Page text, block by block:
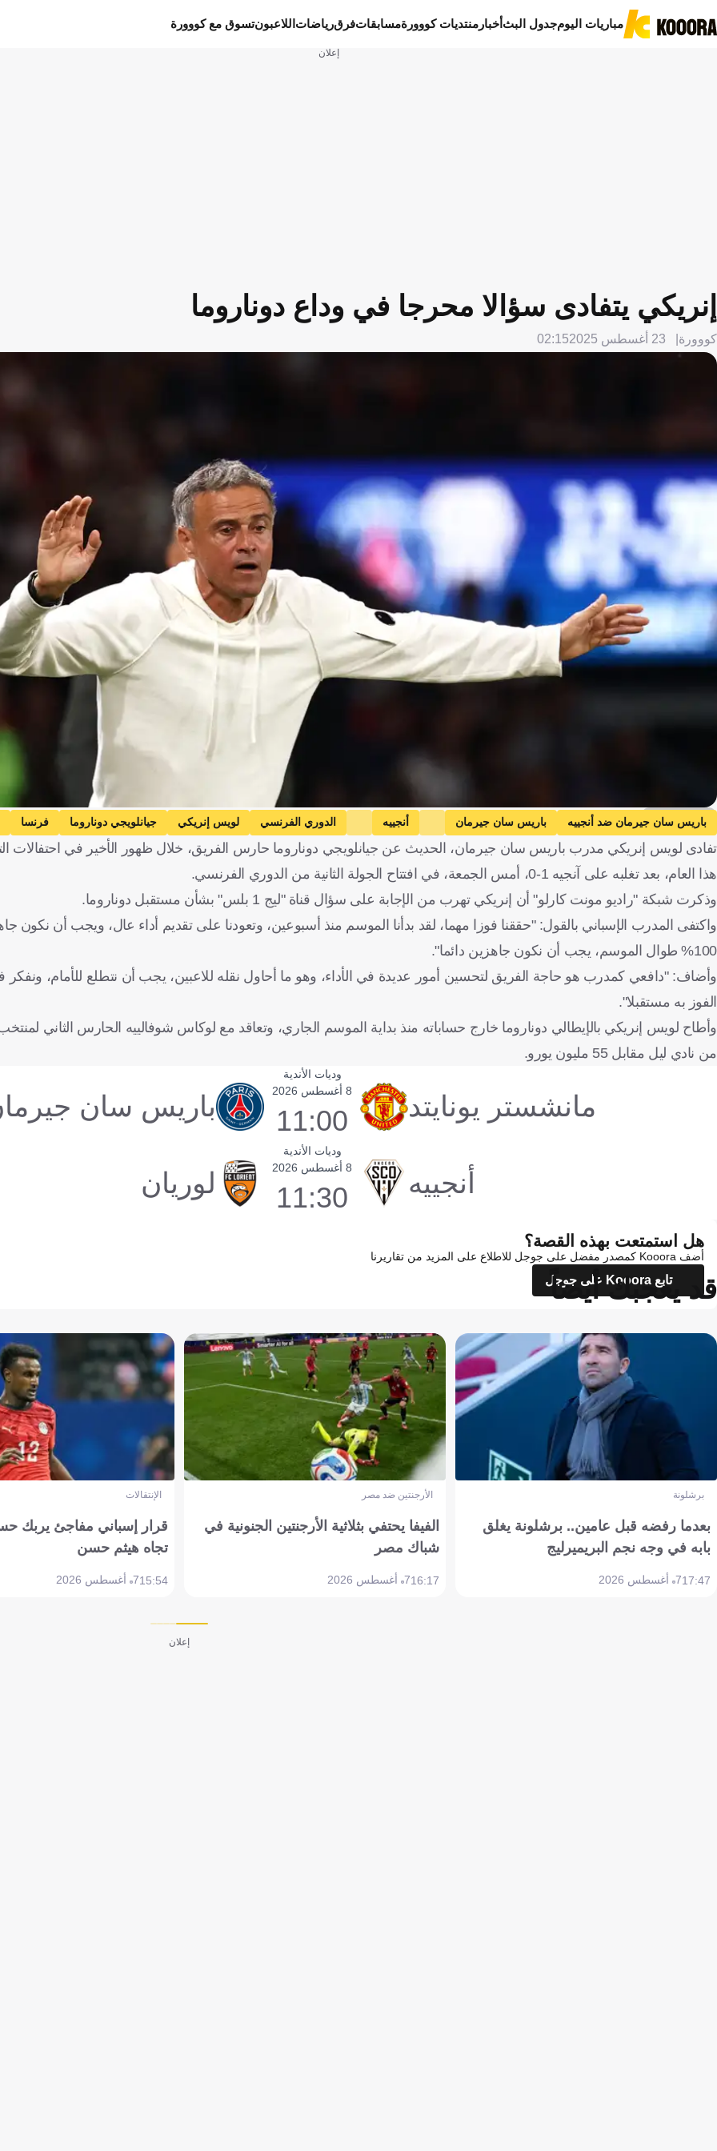
مباريات اليومجدول البثأخبار منتديات كووورةمسابقاتفرقرياضات اللاعبونتسوق مع كووورة
إعلان
إنريكي يتفادى سؤالا محرجا في وداع دوناروما
كووورة 23 أغسطس 2025 02:15
Getty Images
باريس سان جيرمان ضد أنجييه باريس سان جيرمان أنجييه الدوري الفرنسي لويس إنريكي جيانلويجي دوناروما
فرنسا
كرة قدم
تفادى لويس إنريكي مدرب باريس سان جيرمان، الحديث عن جيانلويجي دوناروما حارس الفريق، خلال ظهور الأخير في احتفالات
هذا العام، بعد تغلبه على آنجيه 1-0، أمس الجمعة، في افتتاح الجولة الثانية من الدوري الفرنسي.
وذكرت شبكة "راديو مونت كارلو" أن إنريكي تهرب من الإجابة على سؤال قناة "ليج 1 بلس" بشأن مستقبل دوناروما.
واكتفى المدرب الإسباني بالقول: "حققنا فوزا مهما، لقد بدأنا الموسم منذ أسبوعين، وتعودنا على تقديم أداء عال، ويجب أن نكون
100% طوال الموسم، يجب أن نكون جاهزين دائما".
وأضاف: "دافعي كمدرب هو حاجة الفريق لتحسين أمور عديدة في الأداء، وهو ما أحاول نقله للاعبين، يجب أن نتطلع للأمام، ونفكر
الفوز به مستقبلا".
وأطاح لويس إنريكي بالإيطالي دوناروما خارج حساباته منذ بداية الموسم الجاري، وتعاقد مع لوكاس شوفالييه الحارس الثاني
من نادي ليل مقابل 55 مليون يورو.
وديات الأندية
مانشستر يونايتد 8 أغسطس 2026
11:00 باريس سان
وديات الأندية
أنجييه 8 أغسطس 2026
11:30 لوريان
هل استمتعت بهذه القصة؟
أضف Kooora كمصدر مفضل على جوجل للاطلاع على المزيد من تقاريرنا
تابع Kooora على جوجل
قد يعجبك أيضاً
برشلونة
بعدما رفضه قبل عامين.. برشلونة يغلق
بابه في وجه نجم البريميرليج
17:477 أغسطس 2026
الأرجنتين ضد مصر
الفيفا يحتفي بثلاثية الأرجنتين الجنونية في
شباك مصر
16:177 أغسطس 2026
الإنتقالات
قرار إسباني مفاجئ يربك
تجاه هيثم حسن
15:547 أغسطس 2026
إعلان